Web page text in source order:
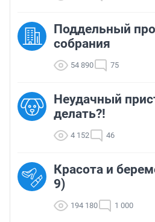
Поддельный
собрания
54 890 75
Неудачный
делать?!
4 152 46
Красота и
9)
194 180 1 000